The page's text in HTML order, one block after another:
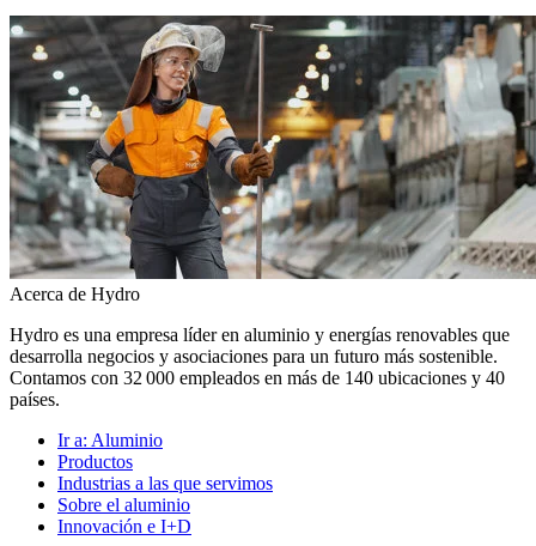
Acerca de Hydro
Hydro es una empresa líder en aluminio y energías renovables que
desarrolla negocios y asociaciones para un futuro más sostenible.
Contamos con 32 000 empleados en más de 140 ubicaciones y 40
países.
Ir a: Aluminio
Productos
Industrias a las que servimos
Sobre el aluminio
Innovación e I+D